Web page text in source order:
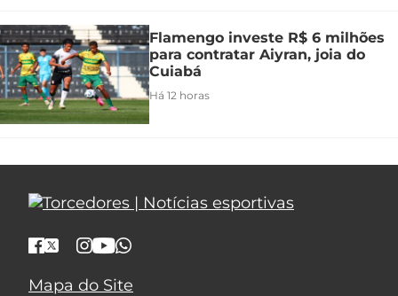
Flamengo investe R$ 6 milhões
para contratar Aiyran, joia do
Cuiabá
Há 12 horas
Mapa do Site